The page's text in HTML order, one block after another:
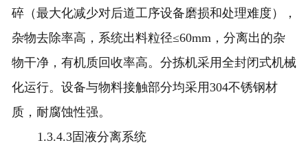
碎（最大化减少对后道工序设备磨损和处理难度），
杂物去除率高，系统出料粒径≤60mm，分离出的杂
物干净，有机质回收率高。分拣机采用全封闭式机械
化运行。设备与物料接触部分均采用304不锈钢材
质，耐腐蚀性强。
1.3.4.3固液分离系统